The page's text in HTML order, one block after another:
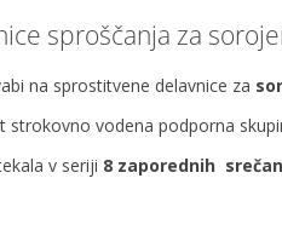
sproščanja za
na sprostitvene delavnice za
vodena podporna
v seriji 8 zaporednih